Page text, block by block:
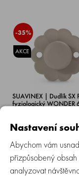
-35%
AKCE
SUAVINEX | Dudlík SX
fyziologický
Skladem >
199 Kč
129 Kč
Nastavení
Abychom vám
přizpůsobený
analyzovat